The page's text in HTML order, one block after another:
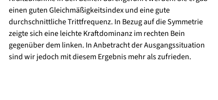
einen guten Gleichmäßigkeitsindex und eine gute
durchschnittliche Trittfrequenz. In Bezug auf die Symmetrie
zeigte sich eine leichte Kraftdominanz im rechten Bein
gegenüber dem linken. In Anbetracht der Ausgangssituation
sind wir jedoch mit diesem Ergebnis mehr als zufrieden.